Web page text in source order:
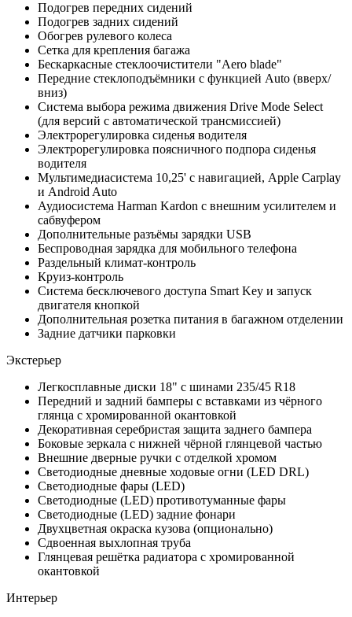
Подогрев передних сидений
Подогрев задних сидений
Обогрев рулевого колеса
Сетка для крепления багажа
Бескаркасные стеклоочистители "Aero blade"
Передние стеклоподъёмники с функцией Auto (вверх/
вниз)
Система выбора режима движения Drive Mode Select
(для версий с автоматической трансмиссией)
Электрорегулировка сиденья водителя
Электрорегулировка поясничного подпора сиденья
водителя
Мультимедиасистема 10,25' с навигацией, Apple Carplay
и Android Auto
Аудиосистема Harman Kardon с внешним усилителем и
сабвуфером
Дополнительные разъёмы зарядки USB
Беспроводная зарядка для мобильного телефона
Раздельный климат-контроль
Круиз-контроль
Система бесключевого доступа Smart Key и запуск
двигателя кнопкой
Дополнительная розетка питания в багажном отделении
Задние датчики парковки
Экстерьер
Легкосплавные диски 18" с шинами 235/45 R18
Передний и задний бамперы с вставками из чёрного
глянца c хромированной окантовкой
Декоративная серебристая защита заднего бампера
Боковые зеркала с нижней чёрной глянцевой частью
Внешние дверные ручки с отделкой хромом
Светодиодные дневные ходовые огни (LED DRL)
Светодиодные фары (LED)
Светодиодные (LED) противотуманные фары
Светодиодные (LED) задние фонари
Двухцветная окраска кузова (опционально)
Сдвоенная выхлопная труба
Глянцевая решётка радиатора с хромированной
окантовкой
Интерьер